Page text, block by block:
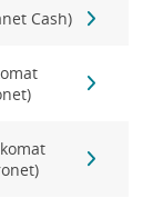
Cash)